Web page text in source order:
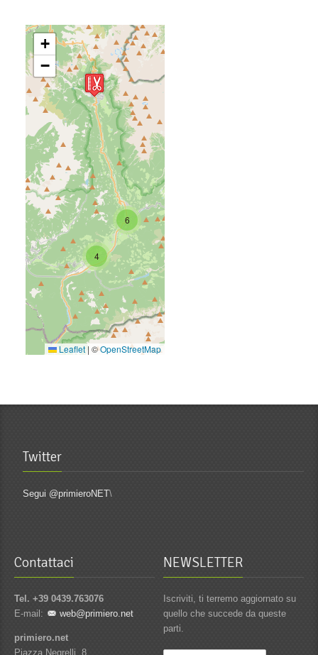
6
4
+
−
Leaflet | ©OpenStreetMap
Twitter
Segui @primieroNET\
Contattaci
Tel. +39 0439.763076
E-mail:
web@primiero.net
primiero.net
Piazza Negrelli, 8
NEWSLETTER
Iscriviti, ti terremo aggiornato su
quello che succede da queste
parti.